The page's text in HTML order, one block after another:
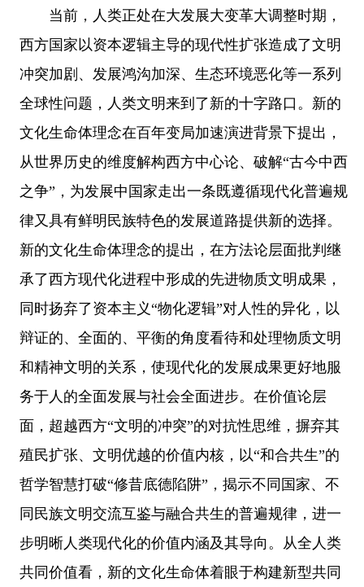
当前，人类正处在大发展大变革大调整时期，
西方国家以资本逻辑主导的现代性扩张造成了文明
冲突加剧、发展鸿沟加深、生态环境恶化等一系列
全球性问题，人类文明来到了新的十字路口。新的
文化生命体理念在百年变局加速演进背景下提出，
从世界历史的维度解构西方中心论、破解“古今中西
之争”，为发展中国家走出一条既遵循现代化普遍规
律又具有鲜明民族特色的发展道路提供新的选择。
新的文化生命体理念的提出，在方法论层面批判继
承了西方现代化进程中形成的先进物质文明成果，
同时扬弃了资本主义“物化逻辑”对人性的异化，以
辩证的、全面的、平衡的角度看待和处理物质文明
和精神文明的关系，使现代化的发展成果更好地服
务于人的全面发展与社会全面进步。在价值论层
面，超越西方“文明的冲突”的对抗性思维，摒弃其
殖民扩张、文明优越的价值内核，以“和合共生”的
哲学智慧打破“修昔底德陷阱”，揭示不同国家、不
同民族文明交流互鉴与融合共生的普遍规律，进一
步明晰人类现代化的价值内涵及其导向。从全人类
共同价值看，新的文化生命体着眼于构建新型共同